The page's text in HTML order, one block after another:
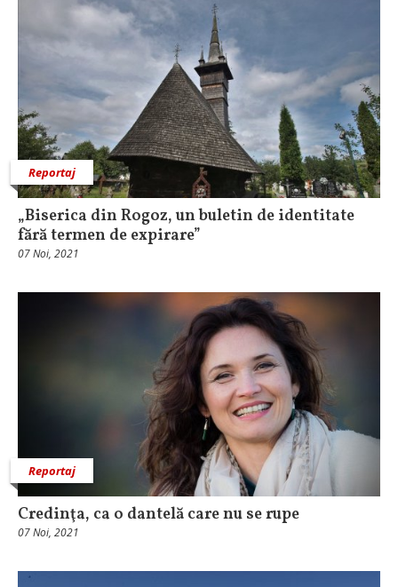
Reportaj
„Biserica din Rogoz, un buletin de identitate
fără termen de expirare”
07 Noi, 2021
Reportaj
Credinţa, ca o dantelă care nu se rupe
07 Noi, 2021